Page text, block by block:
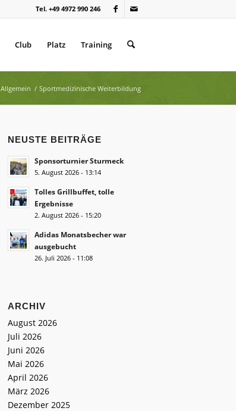
Tel. +49 4972 990 246
Club Platz Training
Allgemein / Sportmedizinische Weiterbildung
NEUSTE BEITRÄGE
Sponsorturnier Sturmeck
5. August 2026 - 13:14
Tolles Grillbuffet, tolle
Ergebnisse
2. August 2026 - 15:20
Adidas Monatsbecher war
ausgebucht
26. Juli 2026 - 11:08
ARCHIV
August 2026
Juli 2026
Juni 2026
Mai 2026
April 2026
März 2026
Dezember 2025